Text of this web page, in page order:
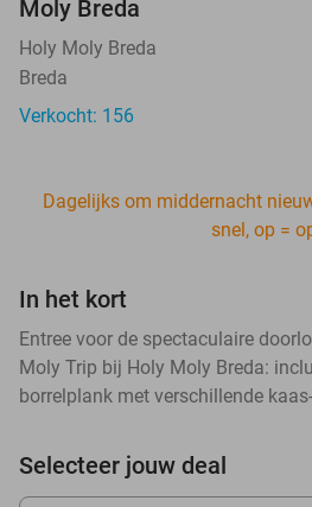
Moly Breda
Holy Moly Breda
Breda
Verkocht: 156
Dagelijks om middernacht
snel, op =
In het kort
Entree voor de spectaculaire
Moly Trip bij Holy Moly Breda:
borrelplank met verschillende
Selecteer jouw deal